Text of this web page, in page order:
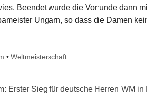
Beendet wurde die Vorrunde dann
Ungarn, so dass die Damen
•Weltmeisterschaft
Erster Sieg für deutsche Herren WM in